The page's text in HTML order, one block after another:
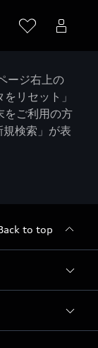
ージ右上の
リセット」
をご利用の方
検索」が表
to top